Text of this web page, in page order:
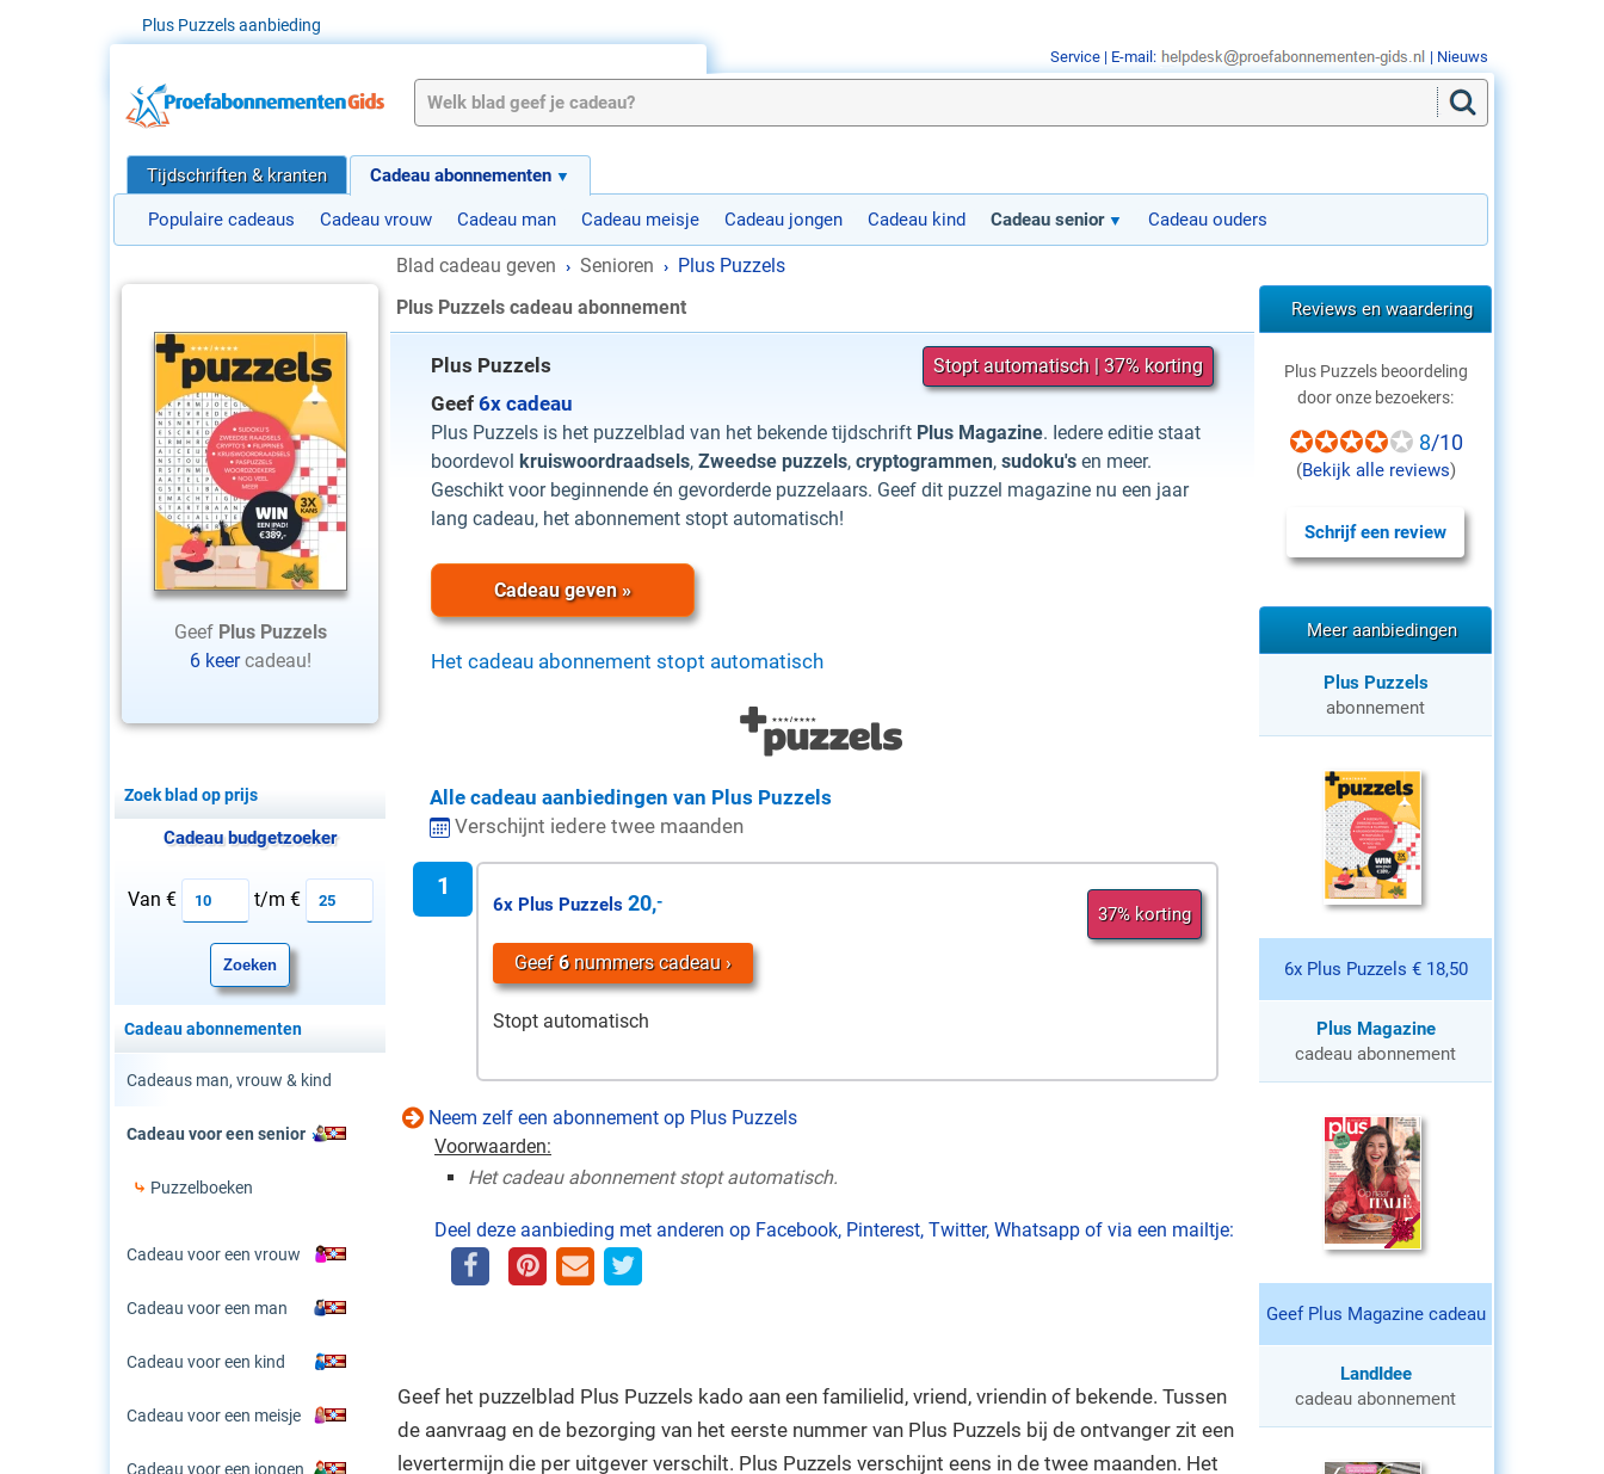
Plus Puzzels aanbieding
Tijdschriften & kranten Cadeau abonnementen
Populaire cadeaus Cadeau vrouw Cadeau man Cadeau meisje Cadeau jongen Cadeau kind Cadeau senior Cadeau ouders
Blad cadeau geven › Senioren › Plus Puzzels
Geef Plus Puzzels
6 keercadeau!
Zoek blad op prijs
Cadeau budgetzoeker
Van € t/m €
Cadeau abonnementen
Cadeaus man, vrouw & kind
Cadeau voor een senior
Puzzelboeken
Cadeau voor een vrouw
Cadeau voor een man
Cadeau voor een kind
Cadeau voor een meisje
Cadeau voor een jongen
Plus Puzzels cadeau abonnement
Stopt automatisch | 37% korting
Plus Puzzels
Geef 6x cadeau
Plus Puzzels is het puzzelblad van het bekende tijdschrift Plus Magazine. Iedere editie staat
boordevol kruiswoordraadsels, Zweedse puzzels, cryptogrammen, sudoku's en meer.
Geschikt voor beginnende én gevorderde puzzelaars. Geef dit puzzel magazine nu een jaar
lang cadeau, het abonnement stopt automatisch!
Cadeau geven »
Het cadeau abonnement stopt automatisch
Alle cadeau aanbiedingen van Plus Puzzels
Verschijnt iedere twee maanden
6x Plus Puzzels 20,-
37% korting
Geef6nummers cadeau
Stopt automatisch
Neem zelf een abonnement op Plus Puzzels
Voorwaarden:
Het cadeau abonnement stopt automatisch.
Deel deze aanbieding met anderen op Facebook, Pinterest, Twitter, Whatsapp of via een mailtje:
Geef het puzzelblad Plus Puzzels kado aan een familielid, vriend, vriendin of bekende. Tussen
de aanvraag en de bezorging van het eerste nummer van Plus Puzzels bij de ontvanger zit een
levertermijn die per uitgever verschilt. Plus Puzzels verschijnt eens in de twee maanden. Het
Reviews en waardering
Plus Puzzels beoordeling
door onze bezoekers:
8/10
(Bekijk alle reviews)
Schrijf een review
Meer aanbiedingen
Plus Puzzels
abonnement
6x Plus Puzzels € 18,50
Plus Magazine
cadeau abonnement
Geef Plus Magazine cadeau
LandIdee
cadeau abonnement
Service | E-mail: | Nieuws